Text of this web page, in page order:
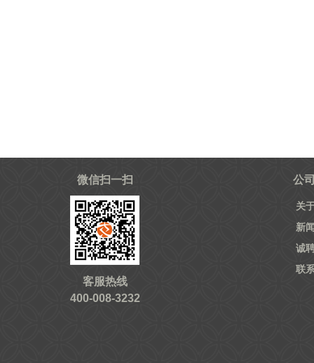
微信扫一扫
客服热线
400-008-3232
公
关
新
诚
联